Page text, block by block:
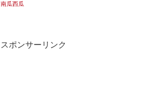
南瓜西瓜
スポンサーリンク